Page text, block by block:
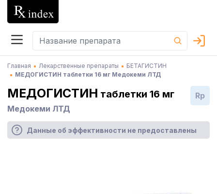
Главная Лекарственные препараты
БЕТАГИСТИН
МЕДОГИСТИН таблетки 16 мг Медокеми ЛТД
МЕДОГИСТИН таблетки 16 мг
Медокеми ЛТД
Rp
Данные об эффективности не предоставлены